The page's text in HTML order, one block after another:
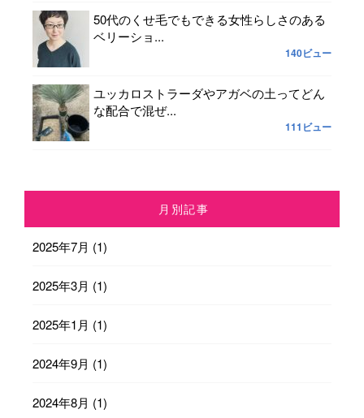
50代のくせ毛でもできる女性らしさのある
ベリーショ...
140ビュー
ユッカロストラーダやアガベの土ってどん
な配合で混ぜ...
111ビュー
月別記事
2025年7月 (1)
2025年3月 (1)
2025年1月 (1)
2024年9月 (1)
2024年8月 (1)